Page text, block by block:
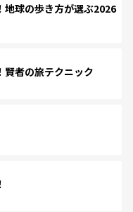
地球の歩き方が選ぶ2026
賢者の旅テクニック